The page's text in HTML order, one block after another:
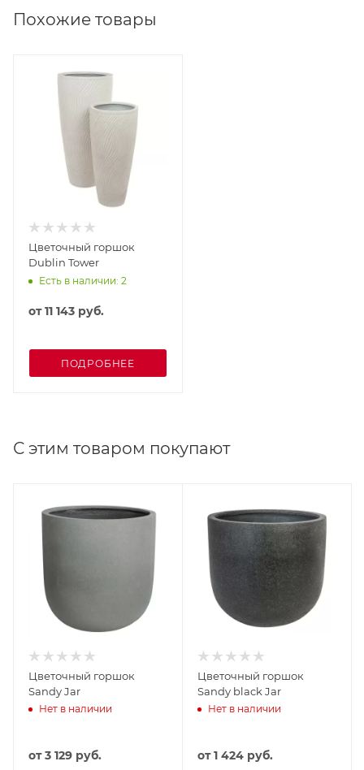
Похожие товары
Цветочный горшок
Dublin Tower
Есть в наличии: 2
от11 143 руб.
ПОДРОБНЕЕ
С этим товаром покупают
Цветочный горшок
Sandy Jar
Нет в наличии
от3 129 руб.
Цветочный горшок
Sandy black Jar
Нет в наличии
от1 424 руб.